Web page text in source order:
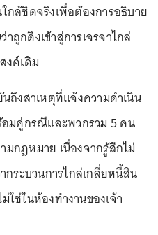
กล้ชิดจริงเพื่อต้องการอธิบาย
กดึงเข้าสู่การเจรจาไกล่
งค์เดิม
ถึงสาเหตุที่แจ้งความดำเนิน
มคู่กรณีและพวกรวม 5 คน
มกฎหมาย เนื่องจากรู้สึกไม่
กระบวนการไกล่เกลี่ยหนี้สิน
ใช่ในห้องทำงานของเจ้า